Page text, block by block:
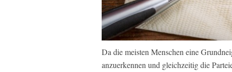
Da die meisten Menschen eine
anzuerkennen und gleichzeitig die